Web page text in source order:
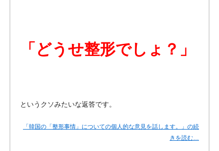
「どうせ整形でしょ？」
というクソみたいな返答です。
「韓国の「整形事情」についての個人的な意見を話します。」の続
きを読む…